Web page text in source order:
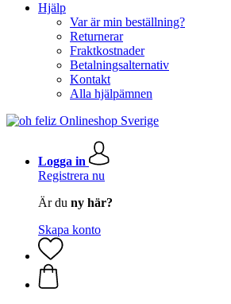
Hjälp
Var är min beställning?
Returnerar
Fraktkostnader
Betalningsalternativ
Kontakt
Alla hjälpämnen
Logga in
Registrera nu
Är du ny här?
Skapa konto